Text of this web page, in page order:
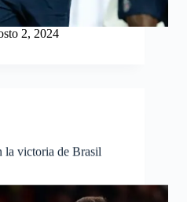
2, 2024
la victoria de Brasil